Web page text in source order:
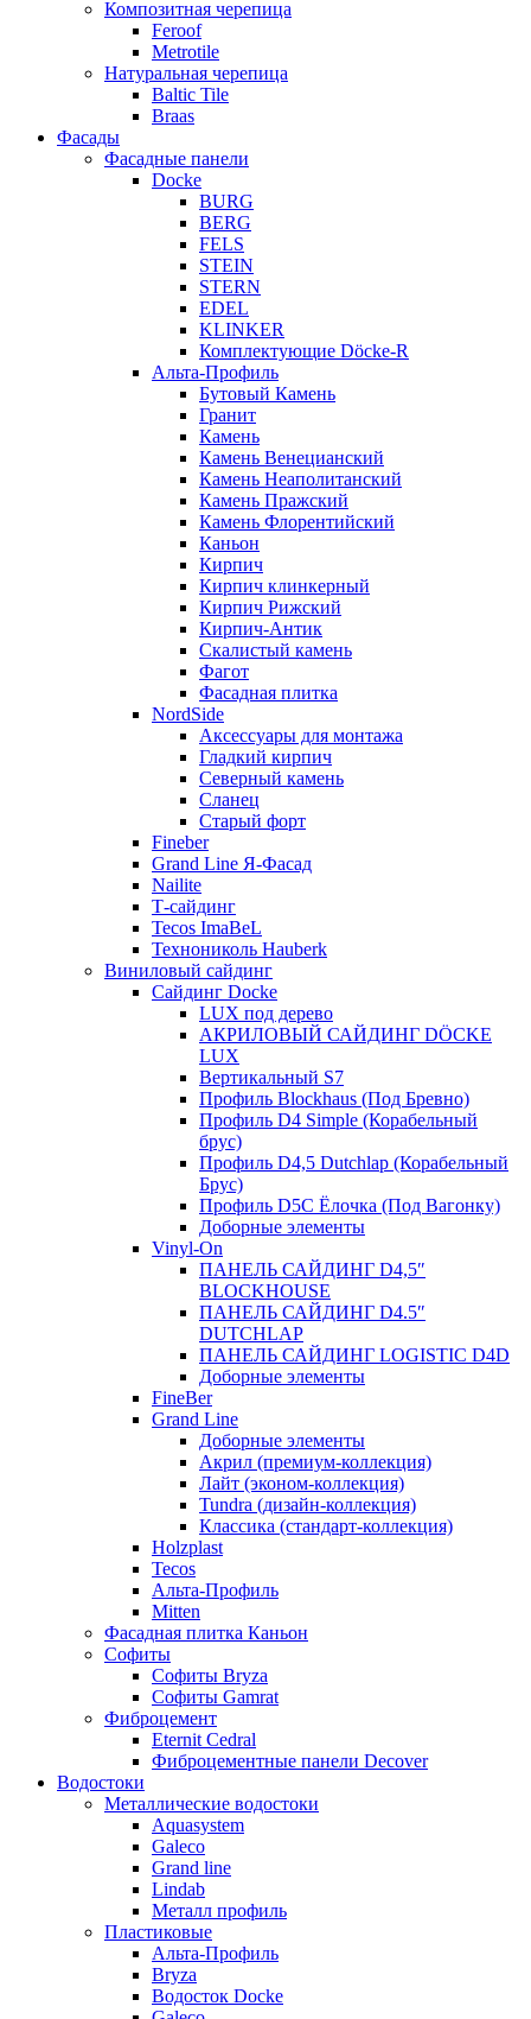
Композитная черепица
Feroof
Metrotile
Натуральная черепица
Baltic Tile
Braas
Фасады
Фасадные панели
Docke
BURG
BERG
FELS
STEIN
STERN
EDEL
KLINKER
Комплектующие Döcke-R
Альта-Профиль
Бутовый Камень
Гранит
Камень
Камень Венецианский
Камень Неаполитанский
Камень Пражский
Камень Флорентийский
Каньон
Кирпич
Кирпич клинкерный
Кирпич Рижский
Кирпич-Антик
Скалистый камень
Фагот
Фасадная плитка
NordSide
Аксессуары для монтажа
Гладкий кирпич
Северный камень
Сланец
Старый форт
Fineber
Grand Line Я-Фасад
Nailite
Т-сайдинг
Tecos ImaBeL
Технониколь Hauberk
Виниловый сайдинг
Сайдинг Docke
LUX под дерево
АКРИЛОВЫЙ САЙДИНГ DÖCKE
LUX
Вертикальный S7
Профиль Blockhaus (Под Бревно)
Профиль D4 Simple (Корабельный
брус)
Профиль D4,5 Dutchlap (Корабельный
Брус)
Профиль D5C Ёлочка (Под Вагонку)
Доборные элементы
Vinyl-On
ПАНЕЛЬ САЙДИНГ D4,5″
BLOCKHOUSE
ПАНЕЛЬ САЙДИНГ D4.5″
DUTCHLAP
ПАНЕЛЬ САЙДИНГ LOGISTIC D4D
Доборные элементы
FineBer
Grand Line
Доборные элементы
Акрил (премиум-коллекция)
Лайт (эконом-коллекция)
Tundra (дизайн-коллекция)
Классика (стандарт-коллекция)
Holzplast
Tecos
Альта-Профиль
Mitten
Фасадная плитка Каньон
Софиты
Софиты Bryza
Софиты Gamrat
Фиброцемент
Eternit Cedral
Фиброцементные панели Decover
Водостоки
Металлические водостоки
Aquasystem
Galeco
Grand line
Lindab
Металл профиль
Пластиковые
Альта-Профиль
Bryza
Водосток Docke